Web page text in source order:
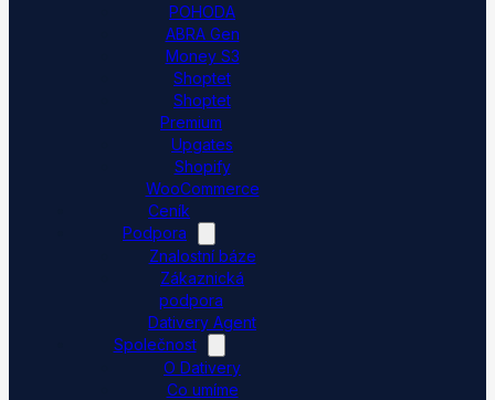
POHODA
ABRA Gen
Money S3
Shoptet
Shoptet
Premium
Upgates
Shopify
WooCommerce
Ceník
Podpora
Znalostní báze
Zákaznická
podpora
Dativery Agent
Společnost
O Dativery
Co umíme